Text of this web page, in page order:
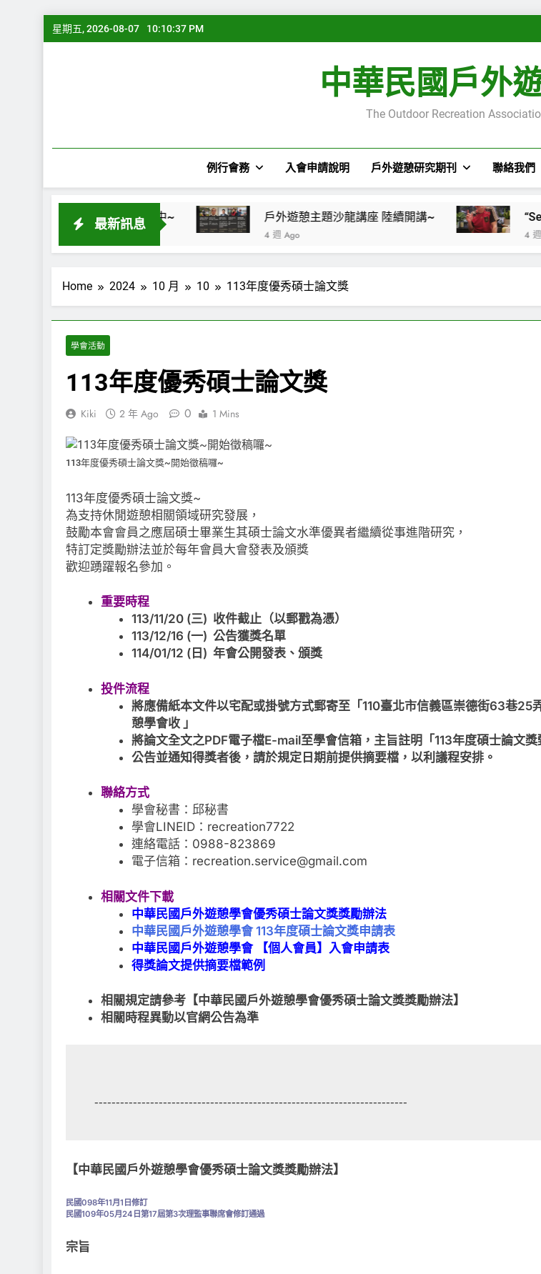
Skip
to
星期五, 2026-08-07 10:10:38 PM
中華民國戶外
The Outdoor Recreation
例行會務 入會申請說明 戶外遊憩研究期刊 聯絡我們
最新訊息
2026第28屆休閒、遊憩、觀光學術研討會暨國際論壇 公開徵稿中~ 戶外遊憩主題沙龍講座 陸續開講~
4 週 Ago
“Serious
4 週 Ago
Home 2024 10 月 10 113年度優秀碩士論文獎
學會活動
113年度優秀碩士論文獎
Kiki 2 年 Ago 0 1 Mins
113年度優秀碩士論文獎~開始徵稿囉~
113年度優秀碩士論文獎~
為支持休閒遊憩相關領域研究發展，
鼓勵本會會員之應屆碩士畢業生其碩士論文水準優異者繼續從事進階研究，
特訂定獎勵辦法並於每年會員大會發表及頒獎
歡迎踴躍報名參加。
重要時程
113/11/20 (三) 收件截止（以郵戳為憑）
113/12/16 (一) 公告獲獎名單
114/01/12 (日) 年會公開發表、頒獎
投件流程
將應備紙本文件以宅配或掛號方式郵寄至「110臺北市信義區崇德街63巷25
憩學會收 」
將論文全文之PDF電子檔E-mail至學會信箱，主旨註明「113年度碩士論文獎
公告並通知得獎者後，請於規定日期前提供摘要檔，以利議程安排。
聯絡方式
學會秘書：邱秘書
學會LINEID：recreation7722
連絡電話：0988-823869
電子信箱：recreation.service@gmail.com
相關文件下載
中華民國戶外遊憩學會優秀碩士論文獎獎勵辦法
中華民國戶外遊憩學會 113年度碩士論文獎申請表
中華民國戶外遊憩學會 【個人會員】入會申請表
得獎論文提供摘要檔範例
相關規定請參考【中華民國戶外遊憩學會優秀碩士論文獎獎勵辦法】
相關時程異動以官網公告為準
-------------------------------------------------------------------------
【中華民國戶外遊憩學會優秀碩士論文獎獎勵辦法】
民國098年11月1日修訂
民國109年05月24日第17屆第3次理監事聯席會修訂通過
宗旨